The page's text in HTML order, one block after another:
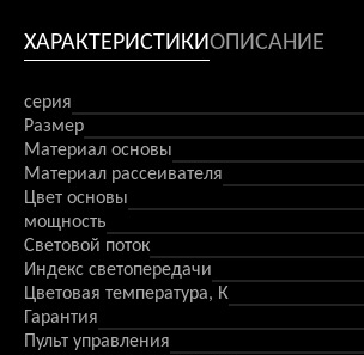
ХАРАКТЕРИСТИКИОПИСАНИЕ
серия
Размер
Материал основы
Материал рассеивателя
Цвет основы
мощность
Световой поток
Индекс светопередачи
Цветовая температура, К
Гарантия
Пульт управления